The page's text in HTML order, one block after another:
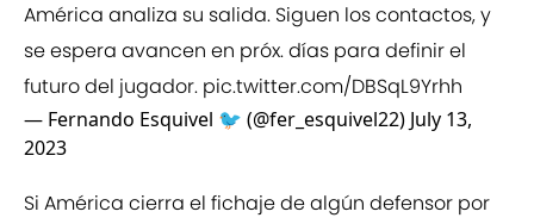
América analiza su salida. Siguen los contactos, y
se espera avancen en próx. días para definir el
futuro del jugador. pic.twitter.com/DBSqL9Yrhh
— Fernando Esquivel 🐦 (@fer_esquivel22) July 13,
2023
Si América cierra el fichaje de algún defensor por